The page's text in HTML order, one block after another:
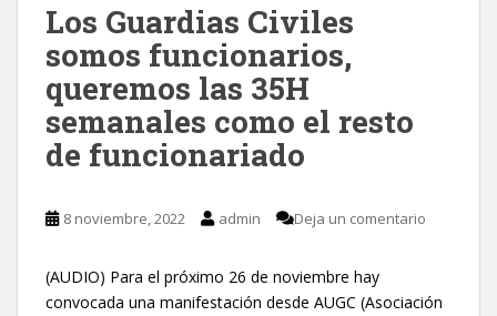
Los Guardias Civiles
somos funcionarios,
queremos las 35H
semanales como el resto
de funcionariado
8 noviembre, 2022 admin Deja un comentario
(AUDIO) Para el próximo 26 de noviembre hay
convocada una manifestación desde AUGC (Asociación